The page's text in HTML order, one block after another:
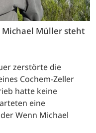
Müller steht
zerstörte die
Cochem-Zeller
hatte keine
eine
Wenn Michael